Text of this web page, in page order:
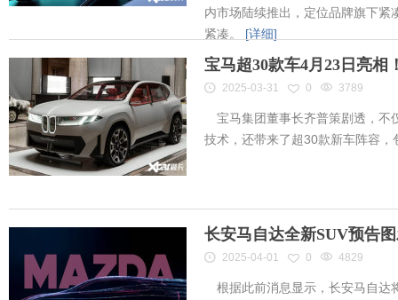
内市场陆续推出，定位品牌旗下紧
紧凑。 [详细]
宝马超30款车4月23日亮
2025-03-31 0 3789
宝马集团董事长齐普策剧透，不
技术，还带来了超30款新车阵容
长安马自达全新SUV预告
2025-04-01 0 4829
根据此前消息显示，长安马自达